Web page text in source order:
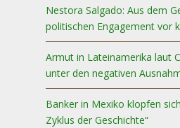
Nestora Salgado: Aus dem
politischen Engagement vor
Armut in Lateinamerika laut
unter den negativen
Banker in Mexiko klopfen
Zyklus der Geschichte“